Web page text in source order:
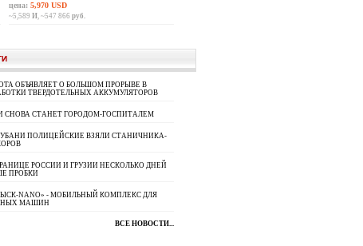
цена: 5,970 USD
~5,589 И, ~547 866 руб.
ОБЪЯВЛЯЕТ О БОЛЬШОМ ПРОРЫВЕ В
ТВЕРДОТЕЛЬНЫХ АККУМУЛЯТОРОВ
СНОВА СТАНЕТ ГОРОДОМ-ГОСПИТАЛЕМ
ПОЛИЦЕЙСКИЕ ВЗЯЛИ СТАНИЧНИКА-
РОССИИ И ГРУЗИИ НЕСКОЛЬКО ДНЕЙ
ПРОБКИ
NANO» - МОБИЛЬНЫЙ КОМПЛЕКС ДЛЯ
МАШИН
ВСЕ НОВОСТИ...